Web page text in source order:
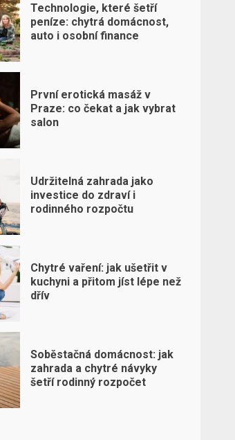
Technologie, které šetří
peníze: chytrá domácnost,
auto i osobní finance
První erotická masáž v
Praze: co čekat a jak vybrat
salon
Udržitelná zahrada jako
investice do zdraví i
rodinného rozpočtu
Chytré vaření: jak ušetřit v
kuchyni a přitom jíst lépe než
dřív
Soběstačná domácnost: jak
zahrada a chytré návyky
šetří rodinný rozpočet